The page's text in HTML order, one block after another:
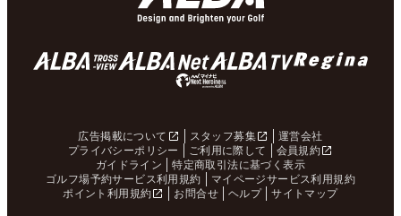
広告掲載について スタッフ募集
運営会社
プライバシーポリシー
ご利用に際して
会員規約
ガイドライン
特定商取引法に基づく表示
ゴルフ場予約サービス利用規約
マイページサービス利用規約
ポイント利用規約
お問合せ ヘルプ サイトマップ